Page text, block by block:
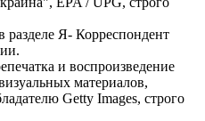
разделе Я- Корреспондент
и воспроизведение
материалов,
Getty Images, строго